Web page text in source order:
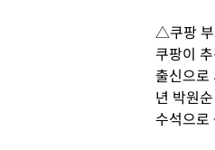
△쿠팡 부
쿠팡이
출신으로
년 박원
수석으로